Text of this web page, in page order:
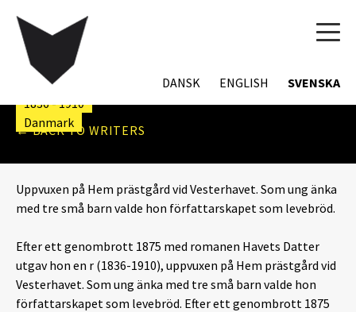
DANSK ENGLISH SVENSKA
← BACK TO WRITERS
JOHANNE HELENE
CAROLINE SCHIØRRING
1836 - 1910
Danmark
Uppvuxen på Hem prästgård vid Vesterhavet. Som ung änka
med tre små barn valde hon författarskapet som levebröd.
Efter ett genombrott 1875 med romanen Havets Datter
utgav hon en r (1836-1910), uppvuxen på Hem prästgård vid
Vesterhavet. Som ung änka med tre små barn valde hon
författarskapet som levebröd. Efter ett genombrott 1875